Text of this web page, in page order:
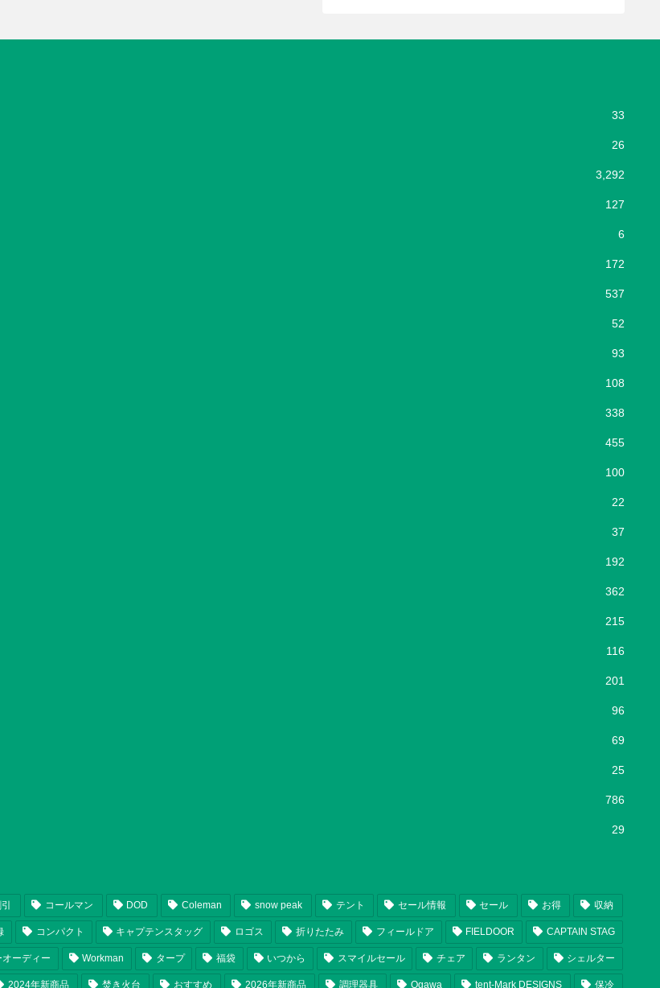
33
26
3,292
127
6
172
537
52
93
108
338
455
100
22
37
192
362
215
116
201
96
69
25
786
29
コールマン DOD Coleman snow peak テント セール情報 セール お得 収納
コンパクト キャプテンスタッグ ロゴス 折りたたみ フィールドア FIELDOOR CAPTAIN STAG
オーディー Workman タープ 福袋 いつから スマイルセール チェア ランタン シェルター
2024年新商品 焚き火台 おすすめ 2026年新商品 調理器具 Ogawa tent-Mark DESIGNS 保冷